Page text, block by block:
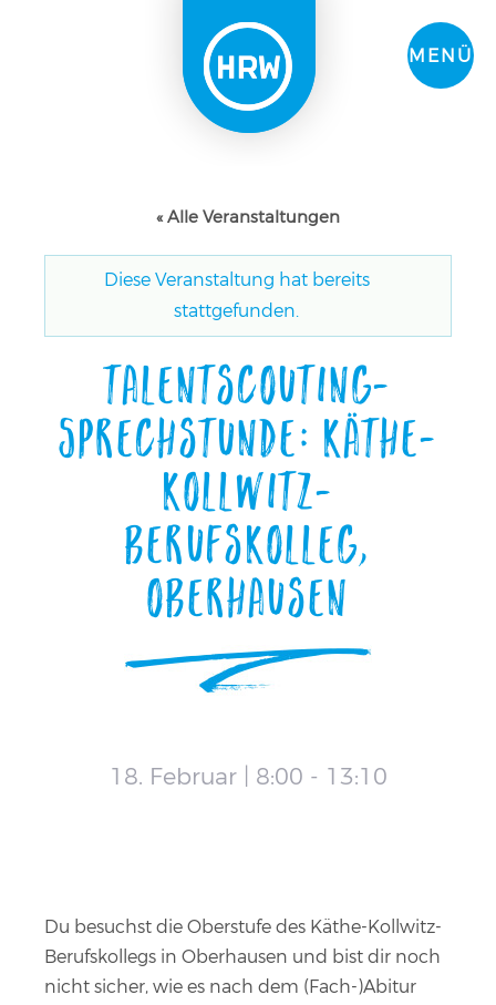
MENÜ
« Alle Veranstaltungen
Diese Veranstaltung hat bereits
stattgefunden.
Talentscouting-
Sprechstunde: Käthe-
Kollwitz-
Berufskolleg,
Oberhausen
18. Februar | 8:00 - 13:10
Du besuchst die Oberstufe des Käthe-Kollwitz-
Berufskollegs in Oberhausen und bist dir noch
nicht sicher, wie es nach dem (Fach-)Abitur